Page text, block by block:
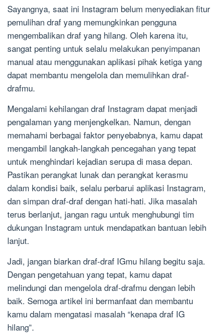
Sayangnya, saat ini Instagram belum menyediakan fitur
pemulihan draf yang memungkinkan pengguna
mengembalikan draf yang hilang. Oleh karena itu,
sangat penting untuk selalu melakukan penyimpanan
manual atau menggunakan aplikasi pihak ketiga yang
dapat membantu mengelola dan memulihkan draf-
drafmu.
Mengalami kehilangan draf Instagram dapat menjadi
pengalaman yang menjengkelkan. Namun, dengan
memahami berbagai faktor penyebabnya, kamu dapat
mengambil langkah-langkah pencegahan yang tepat
untuk menghindari kejadian serupa di masa depan.
Pastikan perangkat lunak dan perangkat kerasmu
dalam kondisi baik, selalu perbarui aplikasi Instagram,
dan simpan draf-draf dengan hati-hati. Jika masalah
terus berlanjut, jangan ragu untuk menghubungi tim
dukungan Instagram untuk mendapatkan bantuan lebih
lanjut.
Jadi, jangan biarkan draf-draf IGmu hilang begitu saja.
Dengan pengetahuan yang tepat, kamu dapat
melindungi dan mengelola draf-drafmu dengan lebih
baik. Semoga artikel ini bermanfaat dan membantu
kamu dalam mengatasi masalah “kenapa draf IG
hilang”.